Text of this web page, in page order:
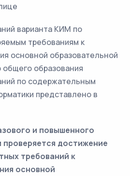
варианта КИМ по
требованиям к
основной образовательной
образования
по содержательным
представлено в
и повышенного
достижение
требований к
основной